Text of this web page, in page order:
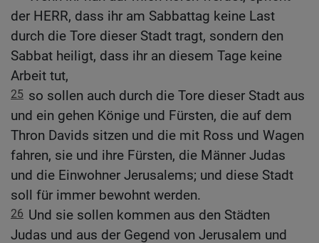
der HERR, dass ihr am Sabbattag keine Last
durch die Tore dieser Stadt tragt, sondern den
Sabbat heiligt, dass ihr an diesem Tage keine
Arbeit tut,
25 so sollen auch durch die Tore dieser Stadt aus
und ein gehen Könige und Fürsten, die auf dem
Thron Davids sitzen und die mit Ross und Wagen
fahren, sie und ihre Fürsten, die Männer Judas
und die Einwohner Jerusalems; und diese Stadt
soll für immer bewohnt werden.
26 Und sie sollen kommen aus den Städten
Judas und aus der Gegend von Jerusalem und